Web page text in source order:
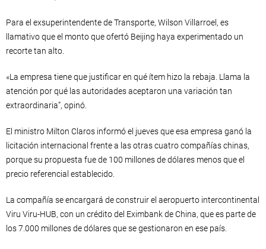
Para el exsuperintendente de Transporte, Wilson Villarroel, es
llamativo que el monto que ofertó Beijing haya experimentado un
recorte tan alto.
«La empresa tiene que justificar en qué ítem hizo la rebaja. Llama la
atención por qué las autoridades aceptaron una variación tan
extraordinaria”, opinó.
El ministro Milton Claros informó el jueves que esa empresa ganó la
licitación internacional frente a las otras cuatro compañías chinas,
porque su propuesta fue de 100 millones de dólares menos que el
precio referencial establecido.
La compañía se encargará de construir el aeropuerto intercontinental
Viru Viru-HUB, con un crédito del Eximbank de China, que es parte de
los 7.000 millones de dólares que se gestionaron en ese país.